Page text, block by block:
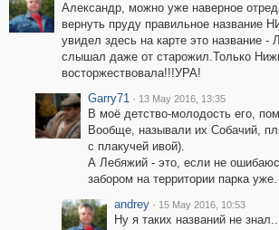
Александр, можно уже наверное
вернуть пруду правильное название
увидел здесь на карте это название -
слышал даже от старожил.Только
восторжествовала!!!УРА!
Garry71 · 13 May 2016, 13:35
В моё детство-молодость его,
Вообще, называли их Собачий,
с плакучей ивой).
А Лебяжий - это, если не
забором на территории парка уже.
andrey · 15 May 2016, 10:53
Ну я таких названий не